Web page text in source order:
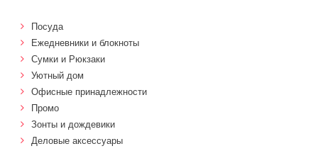
Посуда
Ежедневники и блокноты
Сумки и Рюкзаки
Уютный дом
Офисные принадлежности
Промо
Зонты и дождевики
Деловые аксессуары